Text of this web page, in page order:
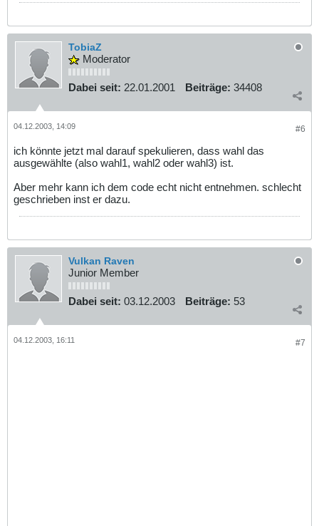
TobiaZ
Moderator
Dabei seit: 22.01.2001 Beiträge: 34408
#6
04.12.2003, 14:09
ich könnte jetzt mal darauf spekulieren, dass wahl das
ausgewählte (also wahl1, wahl2 oder wahl3) ist.
Aber mehr kann ich dem code echt nicht entnehmen. schlecht
geschrieben inst er dazu.
Vulkan Raven
Junior Member
Dabei seit: 03.12.2003 Beiträge: 53
#7
04.12.2003, 16:11